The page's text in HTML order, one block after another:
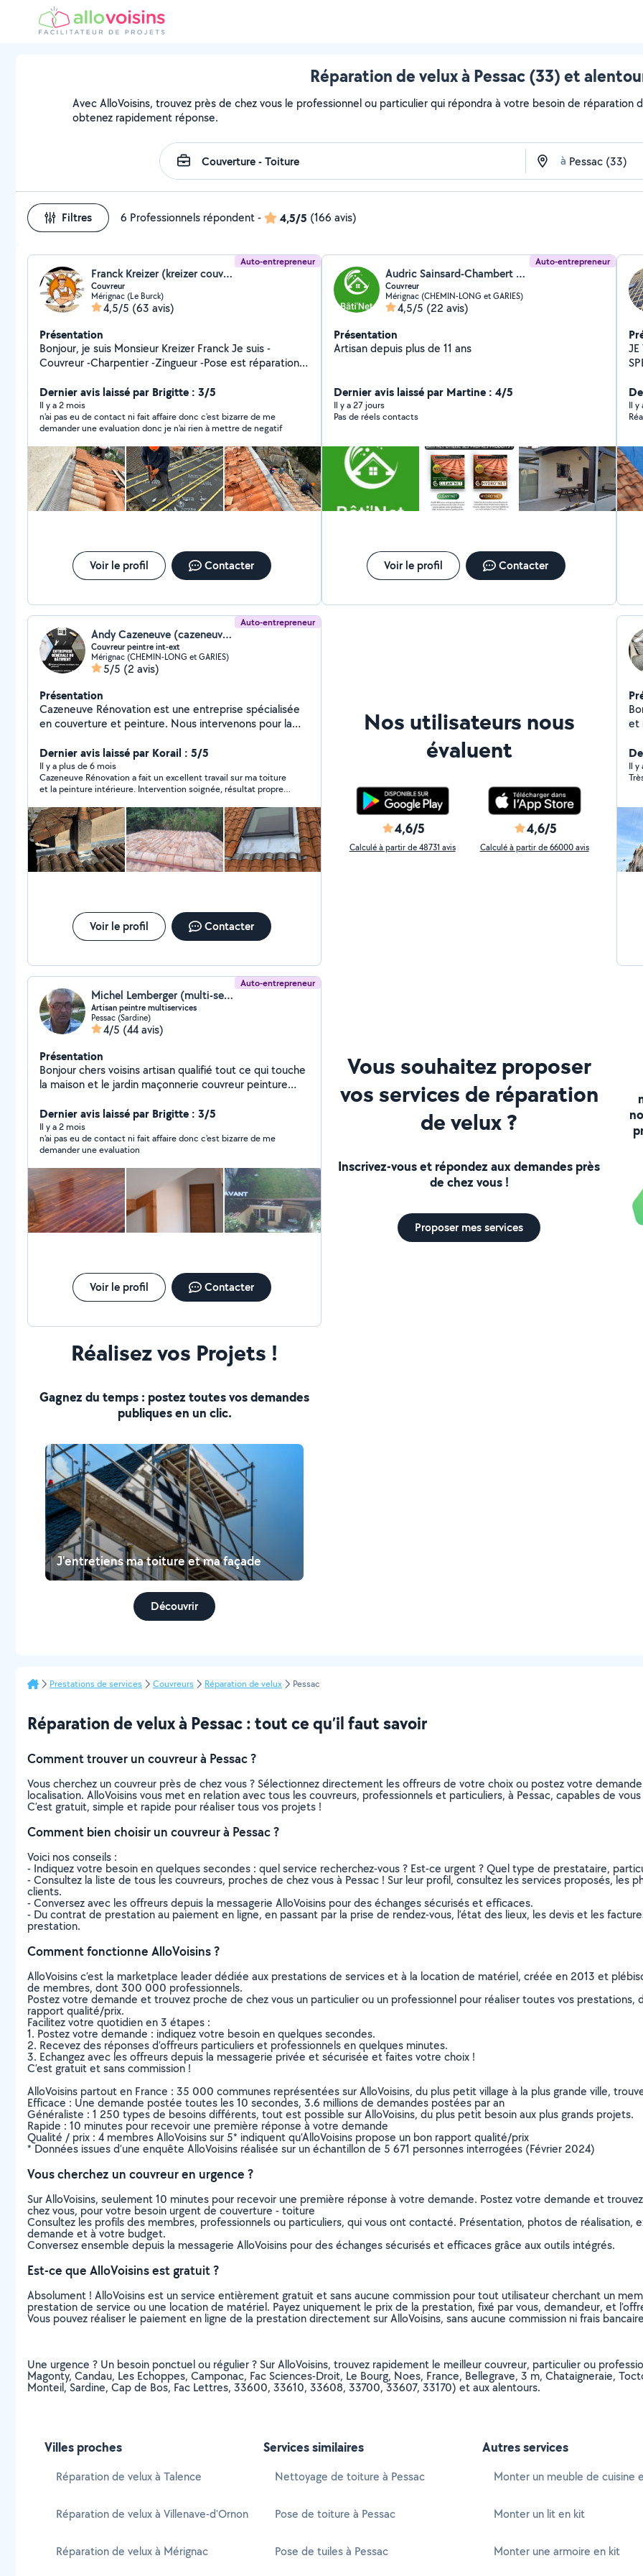
Réparation de velux à Pessac (33) et
Avec AlloVoisins, trouvez près de chez vous le professionnel ou particulier qui répondra à votre besoin de réparation
obtenez rapidement réponse.
à
Filtres 6 Professionnels répondent- 4,5/5 (166 avis)
Auto-entrepreneur
Franck Kreizer (kreizer couvreur)
Couvreur
Mérignac (Le Burck)
4,5/5 (63 avis)
Présentation
Bonjour, je suis Monsieur Kreizer Franck Je suis -
Couvreur -Charpentier -Zingueur -Pose est réparation
-Décapage de la toiture avec produits professionnels
comme Dalep 2100,Sika ect.. Dépannage ˋen mauvais
temps' 24h/24h ,7j/7j Je suis propriétaire d'une nacelle
pour tous ceux qui concerne tous arbres est n'importe
quelle hauteur, travaux effectués avec Assurance AXA
Merci pour votre confiance. Cordialement.
Dernier avis laissé par Brigitte : 3/5
Il y a 2 mois
n'ai pas eu de contact ni fait affaire donc c'est bizarre de me
demander une evaluation donc je n'ai rien à mettre de negatif
Voir le profil Contacter
Auto-entrepreneur
Audric Sainsard-Chambert (Bâti'Net)
Couvreur
Mérignac (CHEMIN-LONG et GARIES)
4,5/5 (22 avis)
Présentation
Artisan depuis plus de 11 ans
Dernier avis laissé par Martine : 4/5
Il y a 27 jours
Pas de réels contacts
Voir le profil Contacter
JE
Il y
Auto-entrepreneur
Andy Cazeneuve (cazeneuve, Couvreur peintre int-ext)
Couvreur peintre int-ext
Mérignac (CHEMIN-LONG et GARIES)
5/5 (2 avis)
Présentation
Cazeneuve Rénovation est une entreprise spécialisée
en couverture et peinture. Nous intervenons pour la
réparation de couvertures ainsi que tous vos travaux de
peinture intérieure et extérieure. Qualité, sérieux et
savoir-faire sont au cœur de nos prestations.
Dernier avis laissé par Korail : 5/5
Il y a plus de 6 mois
Cazeneuve Rénovation a fait un excellent travail sur ma toiture
et la peinture intérieure. Intervention soignée, résultat propre
Voir le profil Contacter
Nos utilisateurs nous
évaluent
4,6/5
Calculé à partir de 48731 avis
4,6/5
Calculé à partir de 66000 avis
et
couverture
Il y
Auto-entrepreneur
Michel Lemberger (multi-services)
Artisan peintre multiservices
Pessac (Sardine)
4/5 (44 avis)
Présentation
Bonjour chers voisins artisan qualifié tout ce qui touche
la maison et le jardin maçonnerie couvreur peinture
gravats et déchets et autres
Dernier avis laissé par Brigitte : 3/5
Il y a 2 mois
n'ai pas eu de contact ni fait affaire donc c'est bizarre de me
demander une evaluation
Voir le profil Contacter
Vous souhaitez proposer
vos services de réparation
de velux ?
Inscrivez-vous et répondez aux demandes près
de chez vous !
Proposer mes services
Réalisez vos Projets !
Gagnez du temps : postez toutes vos demandes
publiques en un clic.
J'entretiens ma toiture et ma façade
Découvrir
Prestations de services Couvreurs Réparation de velux Pessac
Réparation de velux à Pessac : tout ce qu’il faut savoir
Comment trouver un couvreur à Pessac ?
Vous cherchez un couvreur près de chez vous ? Sélectionnez directement les offreurs de votre choix ou postez votre
localisation. AlloVoisins vous met en relation avec tous les couvreurs, professionnels et particuliers, à Pessac, capables de
C’est gratuit, simple et rapide pour réaliser tous vos projets !
Comment bien choisir un couvreur à Pessac ?
Voici nos conseils :
- Indiquez votre besoin en quelques secondes : quel service recherchez-vous ? Est-ce urgent ? Quel type de prestataire,
- Consultez la liste de tous les couvreurs, proches de chez vous à Pessac ! Sur leur profil, consultez les services proposés, les
clients.
- Conversez avec les offreurs depuis la messagerie AlloVoisins pour des échanges sécurisés et efficaces.
- Du contrat de prestation au paiement en ligne, en passant par la prise de rendez-vous, l’état des lieux, les devis et les
prestation.
Comment fonctionne AlloVoisins ?
AlloVoisins c’est la marketplace leader dédiée aux prestations de services et à la location de matériel, créée en 2013 et
de membres, dont 300 000 professionnels.
Postez votre demande et trouvez proche de chez vous un particulier ou un professionnel pour réaliser toutes vos
rapport qualité/prix.
Facilitez votre quotidien en 3 étapes :
1. Postez votre demande : indiquez votre besoin en quelques secondes.
2. Recevez des réponses d’offreurs particuliers et professionnels en quelques minutes.
3. Echangez avec les offreurs depuis la messagerie privée et sécurisée et faites votre choix !
C’est gratuit et sans commission !
AlloVoisins partout en France : 35 000 communes représentées sur AlloVoisins, du plus petit village à la plus grande ville,
Efficace : Une demande postée toutes les 10 secondes, 3.6 millions de demandes postées par an
Généraliste : 1 250 types de besoins différents, tout est possible sur AlloVoisins, du plus petit besoin aux plus grands projets.
Rapide : 10 minutes pour recevoir une première réponse à votre demande
Qualité / prix : 4 membres AlloVoisins sur 5* indiquent qu’AlloVoisins propose un bon rapport qualité/prix
* Données issues d’une enquête AlloVoisins réalisée sur un échantillon de 5 671 personnes interrogées (Février 2024)
Vous cherchez un couvreur en urgence ?
Sur AlloVoisins, seulement 10 minutes pour recevoir une première réponse à votre demande. Postez votre demande et
chez vous, pour votre besoin urgent de couverture - toiture
Consultez les profils des membres, professionnels ou particuliers, qui vous ont contacté. Présentation, photos de réalisation,
demande et à votre budget.
Conversez ensemble depuis la messagerie AlloVoisins pour des échanges sécurisés et efficaces grâce aux outils intégrés.
Est-ce que AlloVoisins est gratuit ?
Absolument ! AlloVoisins est un service entièrement gratuit et sans aucune commission pour tout utilisateur cherchant un
prestation de service ou une location de matériel. Payez uniquement le prix de la prestation, fixé par vous, demandeur, et
Vous pouvez réaliser le paiement en ligne de la prestation directement sur AlloVoisins, sans aucune commission ni frais
Une urgence ? Un besoin ponctuel ou régulier ? Sur AlloVoisins, trouvez rapidement le meilleur couvreur, particulier ou
Magonty, Candau, Les Echoppes, Camponac, Fac Sciences-Droit, Le Bourg, Noes, France, Bellegrave, 3 m, Chataigneraie,
Monteil, Sardine, Cap de Bos, Fac Lettres, 33600, 33610, 33608, 33700, 33607, 33170) et aux alentours.
Villes proches
Réparation de velux à Talence
Réparation de velux à Villenave-d'Ornon
Réparation de velux à Mérignac
Services similaires
Nettoyage de toiture à Pessac
Pose de toiture à Pessac
Pose de tuiles à Pessac
Autres services
Monter un meuble de cuisine
Monter un lit en kit
Monter une armoire en kit